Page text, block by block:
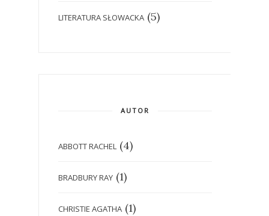
LITERATURA SŁOWACKA (5)
AUTOR
ABBOTT RACHEL (4)
BRADBURY RAY (1)
CHRISTIE AGATHA (1)